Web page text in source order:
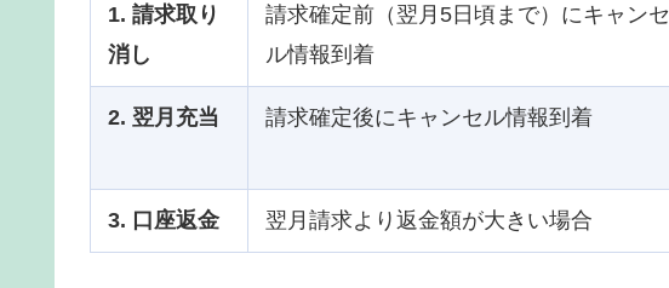
1. 請求取り
消し
請求確定前（翌月5日頃まで）にキャンセ
ル情報到着
2. 翌月充当 請求確定後にキャンセル情報到着
3. 口座返金 翌月請求より返金額が大きい場合